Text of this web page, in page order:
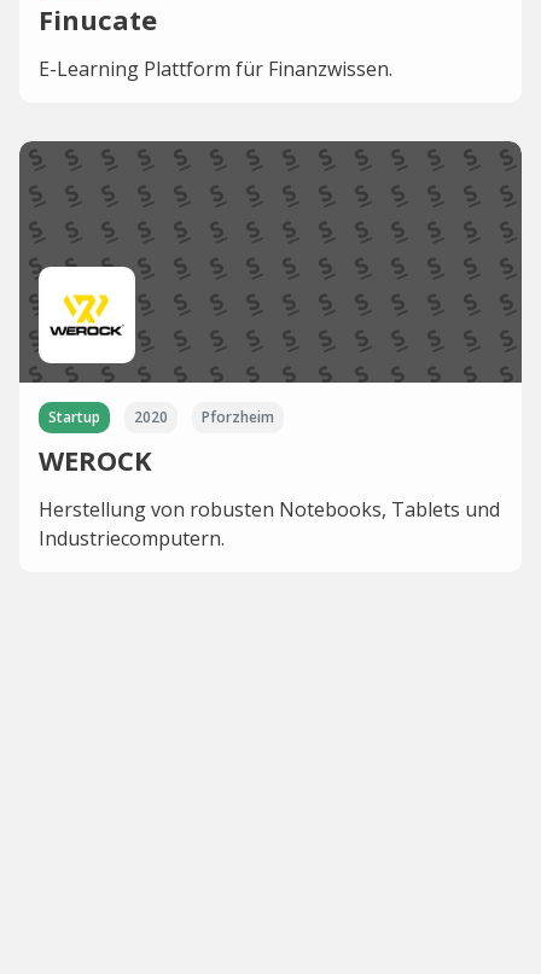
Finucate
E-Learning Plattform für Finanzwissen.
Startup 2020 Pforzheim
WEROCK
Herstellung von robusten Notebooks, Tablets und
Industriecomputern.